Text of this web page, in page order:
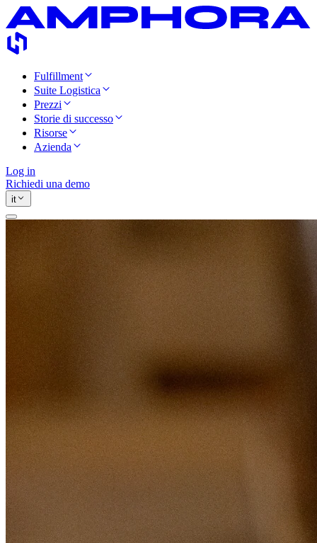
Fulfillment
Suite Logistica
Prezzi
Storie di successo
Risorse
Azienda
Log in
Richiedi una demo
it